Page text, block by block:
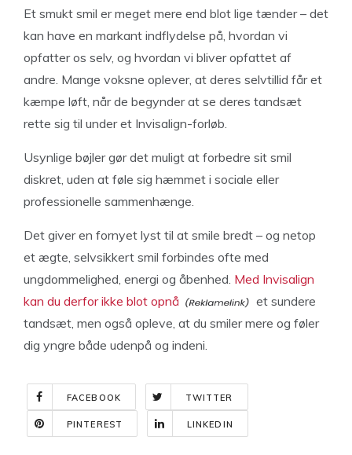
Et smukt smil er meget mere end blot lige tænder – det
kan have en markant indflydelse på, hvordan vi
opfatter os selv, og hvordan vi bliver opfattet af
andre. Mange voksne oplever, at deres selvtillid får et
kæmpe løft, når de begynder at se deres tandsæt
rette sig til under et Invisalign-forløb.
Usynlige bøjler gør det muligt at forbedre sit smil
diskret, uden at føle sig hæmmet i sociale eller
professionelle sammenhænge.
Det giver en fornyet lyst til at smile bredt – og netop
et ægte, selvsikkert smil forbindes ofte med
ungdommelighed, energi og åbenhed. Med Invisalign
kan du derfor ikke blot opnå
et sundere
tandsæt, men også opleve, at du smiler mere og føler
dig yngre både udenpå og indeni.
FACEBOOK TWITTER
PINTEREST LINKEDIN